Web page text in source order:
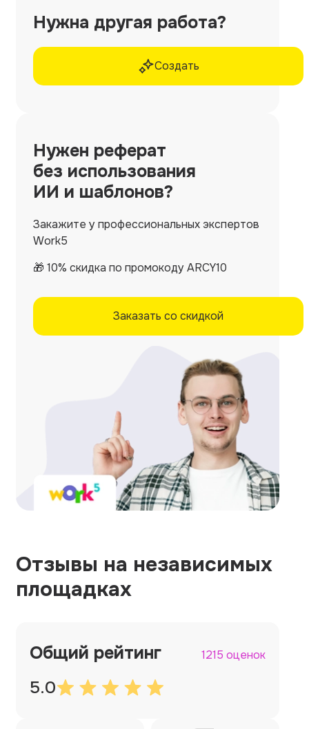
Нужна другая работа?
Создать
Нужен реферат
без использования
ИИ и шаблонов?
Закажите у профессиональных экспертов
Work5
🎁 10% скидка по промокоду ARCY10
Заказать со скидкой
Отзывы на независимых
площадках
Общий рейтинг 1215 оценок
5.0